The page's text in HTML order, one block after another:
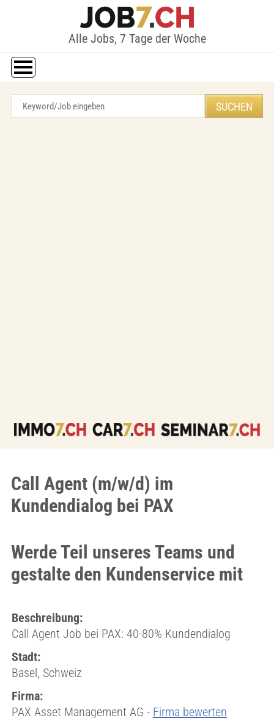
Alle Jobs, 7 Tage der Woche
Call Agent (m/w/d) im
Kundendialog bei PAX
Werde Teil unseres Teams und
gestalte den Kundenservice mit
Beschreibung:
Call Agent Job bei PAX: 40-80% Kundendialog
Stadt:
Basel, Schweiz
Firma:
PAX Asset Management AG - Firma bewerten